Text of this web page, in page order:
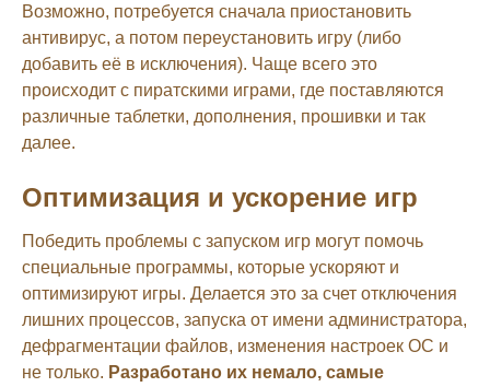
Возможно, потребуется сначала приостановить
антивирус, а потом переустановить игру (либо
добавить её в исключения). Чаще всего это
происходит с пиратскими играми, где поставляются
различные таблетки, дополнения, прошивки и так
далее.
Оптимизация и ускорение игр
Победить проблемы с запуском игр могут помочь
специальные программы, которые ускоряют и
оптимизируют игры. Делается это за счет отключения
лишних процессов, запуска от имени администратора,
дефрагментации файлов, изменения настроек ОС и
не только. Разработано их немало, самые